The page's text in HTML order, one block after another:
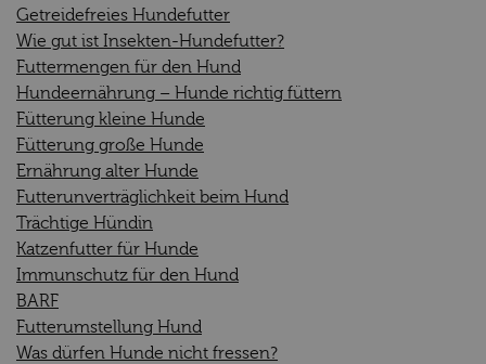
Getreidefreies Hundefutter
Wie gut ist Insekten-Hundefutter?
Futtermengen für den Hund
Hundeernährung – Hunde richtig füttern
Fütterung kleine Hunde
Fütterung große Hunde
Ernährung alter Hunde
Futterunverträglichkeit beim Hund
Trächtige Hündin
Katzenfutter für Hunde
Immunschutz für den Hund
BARF
Futterumstellung Hund
Was dürfen Hunde nicht fressen?